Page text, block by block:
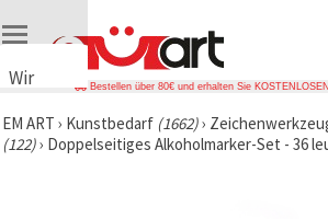
Wir
Cookies
🍪 Wir
Bestellen über 80€ und erhalten Sie
EM ART › Kunstbedarf (1662)›
(122)› Doppelseitiges Alkoholmarker-Set - 36